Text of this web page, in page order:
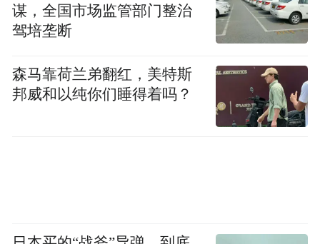
谋，全国市场监管部门整治
驾培垄断
森马靠荷兰弟翻红，美特斯
邦威和以纯你们睡得着吗？